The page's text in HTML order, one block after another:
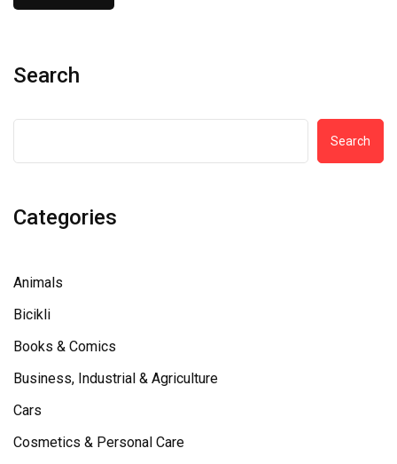
Search
Search
Categories
Animals
Bicikli
Books & Comics
Business, Industrial & Agriculture
Cars
Cosmetics & Personal Care